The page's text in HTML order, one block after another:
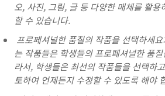
오, 사진, 그림, 글 등 다양한 매체를 활용
할 수 있습니다.
프로페셔널한 품질의 작품을 선택하세
는 작품들은 학생들의 프로페셔널한 품
라서, 학생들은 최선의 작품들을 선택하
토하여 언제든지 수정할 수 있도록 해야